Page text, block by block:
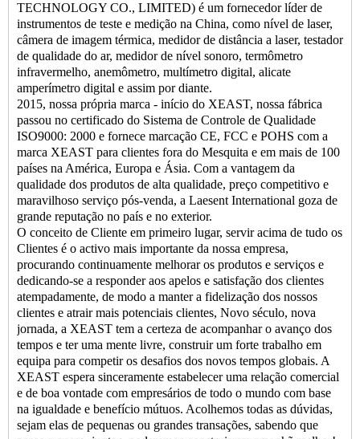
TECHNOLOGY CO., LIMITED) é um fornecedor líder de
instrumentos de teste e medição na China, como nível de laser,
câmera de imagem térmica, medidor de distância a laser, testador
de qualidade do ar, medidor de nível sonoro, termômetro
infravermelho, anemômetro, multímetro digital, alicate
amperímetro digital e assim por diante.
2015, nossa própria marca - início do XEAST, nossa fábrica
passou no certificado do Sistema de Controle de Qualidade
ISO9000: 2000 e fornece marcação CE, FCC e POHS com a
marca XEAST para clientes fora do Mesquita e em mais de 100
países na América, Europa e Ásia. Com a vantagem da
qualidade dos produtos de alta qualidade, preço competitivo e
maravilhoso serviço pós-venda, a Laesent International goza de
grande reputação no país e no exterior.
O conceito de Cliente em primeiro lugar, servir acima de tudo os
Clientes é o activo mais importante da nossa empresa,
procurando continuamente melhorar os produtos e serviços e
dedicando-se a responder aos apelos e satisfação dos clientes
atempadamente, de modo a manter a fidelização dos nossos
clientes e atrair mais potenciais clientes, Novo século, nova
jornada, a XEAST tem a certeza de acompanhar o avanço dos
tempos e ter uma mente livre, construir um forte trabalho em
equipa para competir os desafios dos novos tempos globais. A
XEAST espera sinceramente estabelecer uma relação comercial
e de boa vontade com empresários de todo o mundo com base
na igualdade e benefício mútuos. Acolhemos todas as dúvidas,
sejam elas de pequenas ou grandes transações, sabendo que